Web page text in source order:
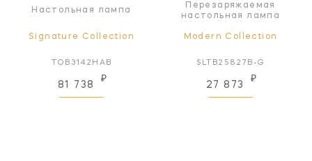
Настольная лампа
Signature Collection
TOB3142HAB
81 738
₽
Перезаряжаемая
настольная лампа
Modern Collection
SLTB25827B-G
27 873
₽